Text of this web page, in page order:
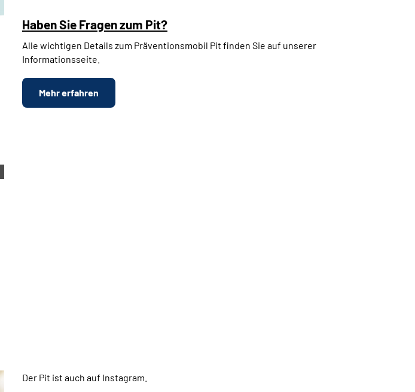
Haben Sie Fragen zum Pit?
Alle wichtigen Details zum Präventionsmobil Pit finden Sie auf unserer
Informationsseite.
Mehr erfahren
Der Pit ist auch auf Instagram.